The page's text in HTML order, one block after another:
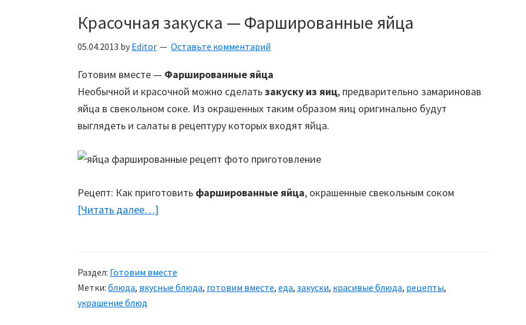
Красочная закуска — Фаршированные яйца
05.04.2013 by Editor Оставьте комментарий
Готовим вместе — Фаршированные яйца
Необычной и красочной можно сделатьзакуску из яиц, предварительно замариновав
яйца в свекольном соке. Из окрашенных таким образом яиц оригинально будут
выглядеть и салаты в рецептуру которых входят яйца.
Рецепт: Как приготовить фаршированные яйца, окрашенные свекольным соком
[Читать далее…]
Фаршированные
яйца
Раздел: Готовим вместе
Метки: блюда, вкусные блюда, готовим вместе, еда, закуски, красивые блюда, рецепты,
украшение блюд